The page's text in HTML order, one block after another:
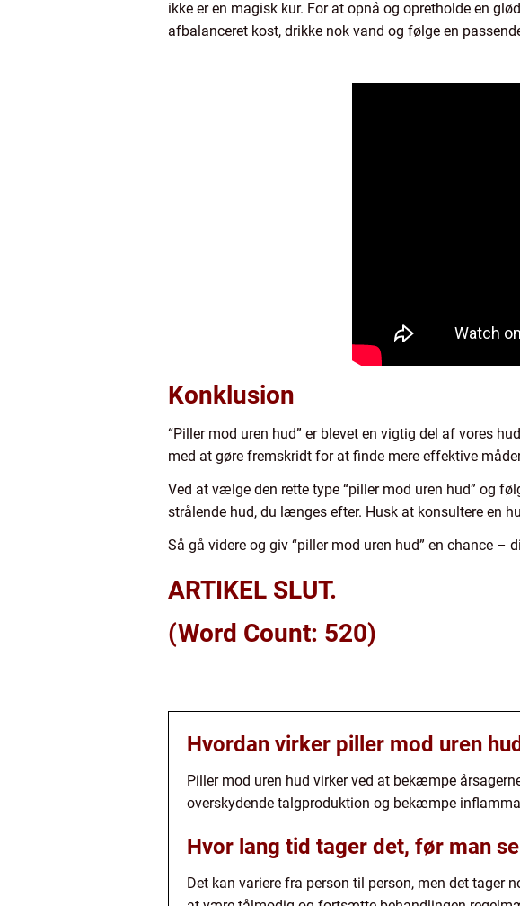
ikke er en magisk kur. For at opnå og opretholde en
afbalanceret kost, drikke nok vand og følge en
Konklusion
“Piller mod uren hud” er blevet en vigtig del af vores
med at gøre fremskridt for at finde mere effektive
Ved at vælge den rette type “piller mod uren hud” og
strålende hud, du længes efter. Husk at konsultere en
Så gå videre og giv “piller mod uren hud” en chance –
ARTIKEL SLUT.
(Word Count: 520)
Hvordan virker piller mod uren
Piller mod uren hud virker ved at bekæmpe
overskydende talgproduktion og bekæmpe
Hvor lang tid tager det, før man
Det kan variere fra person til person, men det tager